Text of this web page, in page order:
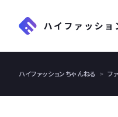
ハイファッションちゃんねる フ